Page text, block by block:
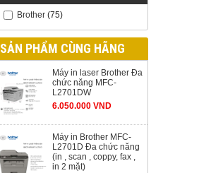
Brother (75)
SẢN PHẨM CÙNG HÃNG
Máy in laser Brother Đa
chức năng MFC-
L2701DW
6.050.000 VND
Máy in Brother MFC-
L2701D Đa chức năng
(in , scan , coppy, fax ,
in 2 mặt)